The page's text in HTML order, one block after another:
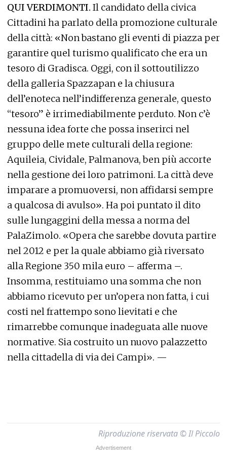
QUI VERDIMONTI. Il candidato della civica
Cittadini ha parlato della promozione culturale
della città: «Non bastano gli eventi di piazza per
garantire quel turismo qualificato che era un
tesoro di Gradisca. Oggi, con il sottoutilizzo
della galleria Spazzapan e la chiusura
dell’enoteca nell’indifferenza generale, questo
“tesoro” è irrimediabilmente perduto. Non c’è
nessuna idea forte che possa inserirci nel
gruppo delle mete culturali della regione:
Aquileia, Cividale, Palmanova, ben più accorte
nella gestione dei loro patrimoni. La città deve
imparare a promuoversi, non affidarsi sempre
a qualcosa di avulso». Ha poi puntato il dito
sulle lungaggini della messa a norma del
PalaZimolo. «Opera che sarebbe dovuta partire
nel 2012 e per la quale abbiamo già riversato
alla Regione 350 mila euro – afferma –.
Insomma, restituiamo una somma che non
abbiamo ricevuto per un’opera non fatta, i cui
costi nel frattempo sono lievitati e che
rimarrebbe comunque inadeguata alle nuove
normative. Sia costruito un nuovo palazzetto
nella cittadella di via dei Campi». —
Riproduzione riservata © Il Piccolo